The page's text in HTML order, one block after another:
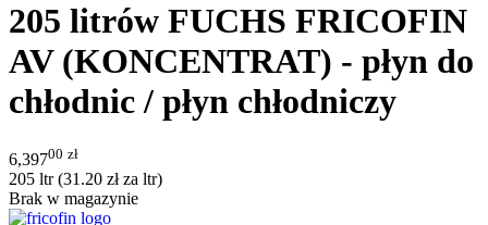
205 litrów FUCHS FRICOFIN
AV (KONCENTRAT) - płyn do
chłodnic / płyn chłodniczy
6,39700 zł
205 ltr (31.20 złza ltr)
Brak w magazynie